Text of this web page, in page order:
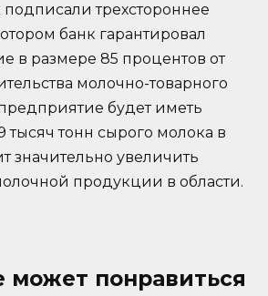
подписали трехстороннее
банк гарантировал
в размере 85 процентов от
молочно-товарного
будет иметь
тысяч тонн сырого молока в
значительно увеличить
продукции в области.
может понравиться